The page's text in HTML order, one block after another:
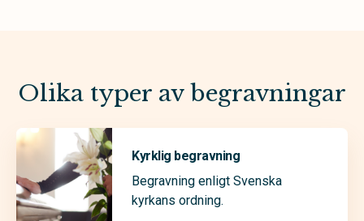
Olika typer av begravningar
Kyrklig begravning
Begravning enligt Svenska
kyrkans ordning.